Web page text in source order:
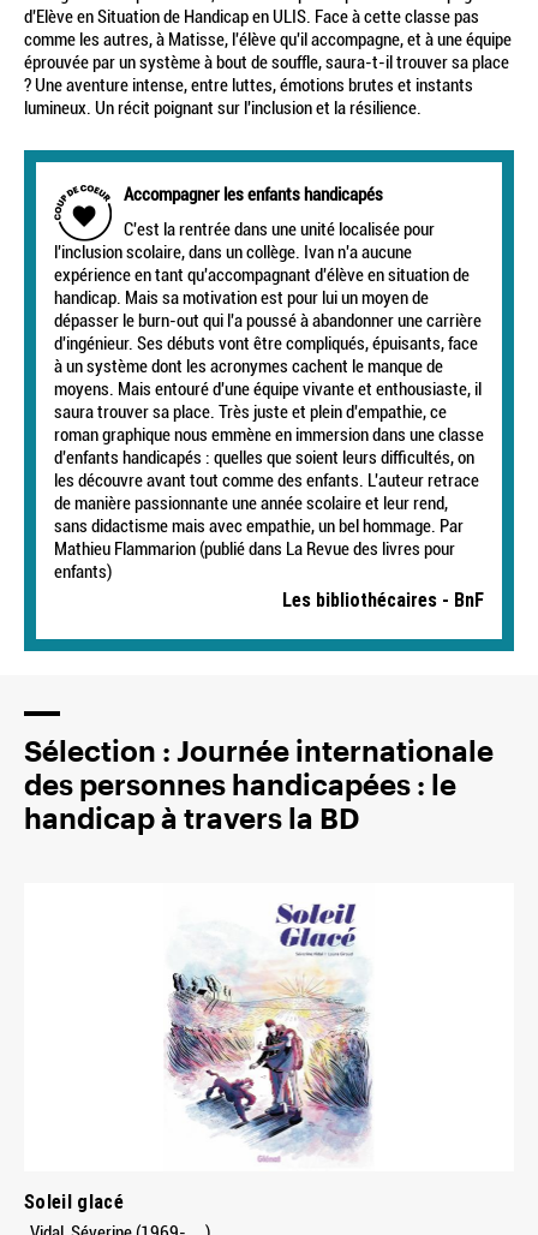
d'Elève en Situation de Handicap en ULIS. Face à cette classe pas
comme les autres, à Matisse, l'élève qu'il accompagne, et à une équipe
éprouvée par un système à bout de souffle, saura-t-il trouver sa place
? Une aventure intense, entre luttes, émotions brutes et instants
lumineux. Un récit poignant sur l'inclusion et la résilience.
Accompagner les enfants handicapés
C'est la rentrée dans une unité localisée pour
l'inclusion scolaire, dans un collège. Ivan n'a aucune
expérience en tant qu'accompagnant d'élève en situation de
handicap. Mais sa motivation est pour lui un moyen de
dépasser le burn-out qui l'a poussé à abandonner une carrière
d'ingénieur. Ses débuts vont être compliqués, épuisants, face
à un système dont les acronymes cachent le manque de
moyens. Mais entouré d'une équipe vivante et enthousiaste, il
saura trouver sa place. Très juste et plein d'empathie, ce
roman graphique nous emmène en immersion dans une classe
d'enfants handicapés : quelles que soient leurs difficultés, on
les découvre avant tout comme des enfants. L'auteur retrace
de manière passionnante une année scolaire et leur rend,
sans didactisme mais avec empathie, un bel hommage. Par
Mathieu Flammarion (publié dans La Revue des livres pour
enfants)
Les bibliothécaires - BnF
Sélection : Journée internationale
des personnes handicapées : le
handicap à travers la BD
Soleil glacé